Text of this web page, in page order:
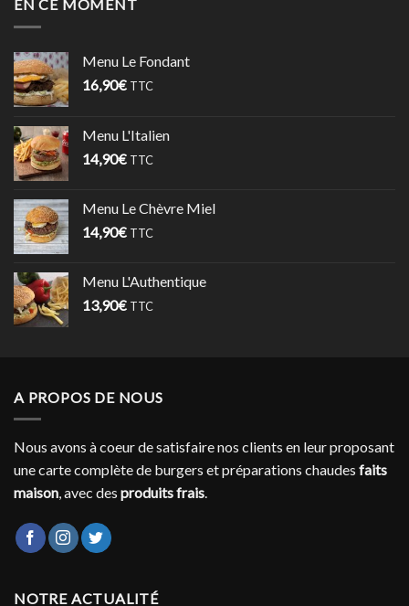
EN CE MOMENT
Menu Le Fondant
16,90€ TTC
Menu L'Italien
14,90€ TTC
Menu Le Chèvre Miel
14,90€ TTC
Menu L'Authentique
13,90€ TTC
A PROPOS DE NOUS
Nous avons à coeur de satisfaire nos clients en leur proposant
une carte complète de burgers et préparations chaudes faits
maison, avec des produits frais.
NOTRE ACTUALITÉ